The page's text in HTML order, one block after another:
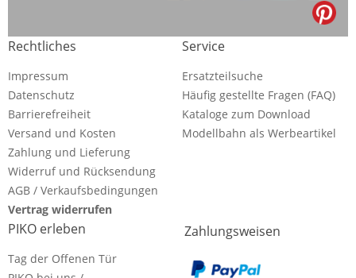
Rechtliches
Impressum
Datenschutz
Barrierefreiheit
Versand und Kosten
Zahlung und Lieferung
Widerruf und Rücksendung
AGB / Verkaufsbedingungen
Vertrag widerrufen
Service
Ersatzteilsuche
Häufig gestellte Fragen (FAQ)
Kataloge zum Download
Modellbahn als Werbeartikel
PIKO erleben
Tag der Offenen Tür
Zahlungsweisen